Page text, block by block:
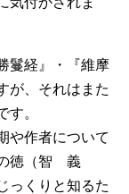
鬘経』・『維摩
が、それはまた
す。
や作者について
の徳（智 義
くりと知るた